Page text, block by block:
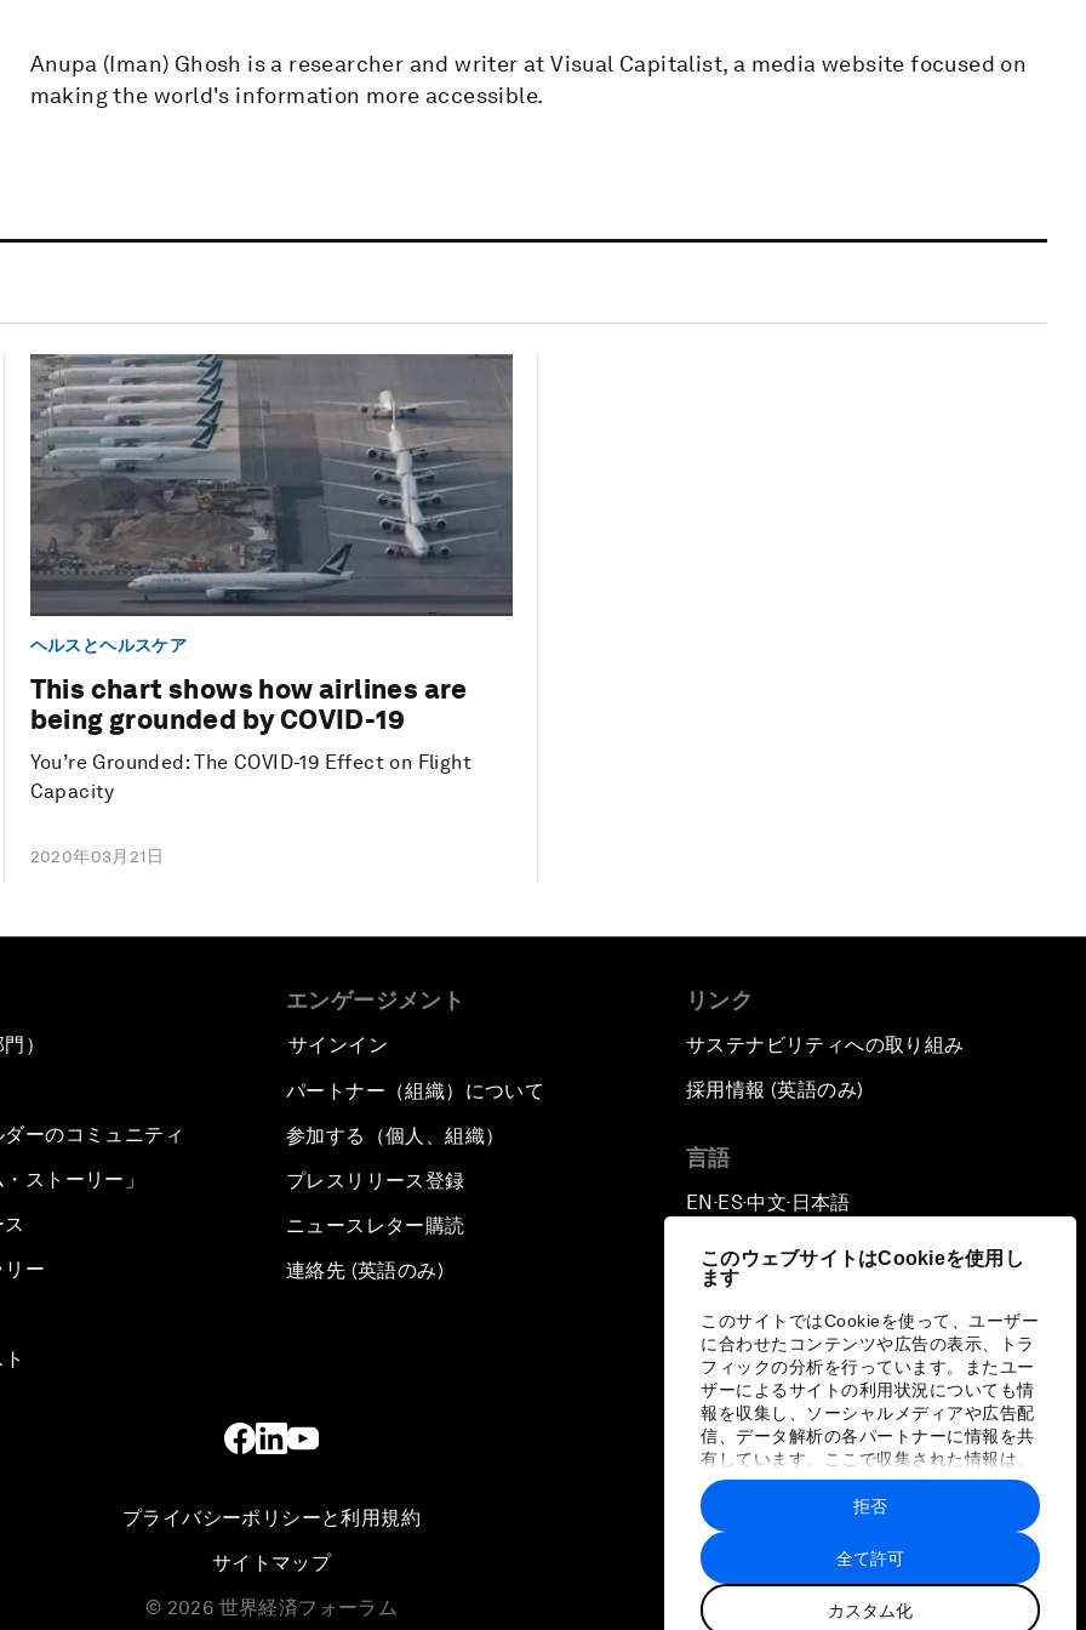
このウェブサイトはCookieを使用し
ます
このサイトではCookieを使って、ユーザー
に合わせたコンテンツや広告の表示、トラ
フィックの分析を行っています。またユー
ザーによるサイトの利用状況についても情
報を収集し、ソーシャルメディアや広告配
信、データ解析の各パートナーに情報を共
有しています。ここで収集された情報は、
ユーザーが各パートナーに提供した他の情
報や各パートナーのサービスを使用した際
に収集された情報と組み合わされ、各パー
トナーによって使用されることがありま
す。
全て許可
カスタム化
拒否
Anupa (Iman) Ghosh is a researcher and writer at Visual Capitalist, a media website focused on
making the world's information more accessible.
ヘルスとヘルスケア
This chart shows how airlines are
being grounded by COVID-19
You’re Grounded: The COVID-19 Effect on Flight
Capacity
2020年03月21日
）
ーのコミュニティ
ストーリー」
ー
エンゲージメント
サインイン
パートナー（組織）について
参加する（個人、組織）
プレスリリース登録
ニュースレター購読
連絡先 (英語のみ)
リンク
サステナビリティへの取り組み
採用情報 (英語のみ)
言語
EN ▪ ES▪中文▪ 日本語
プライバシーポリシーと利用規約
サイトマップ
© 2026 世界経済フォーラム